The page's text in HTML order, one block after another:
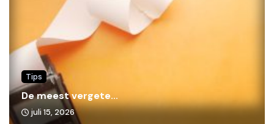
Tips
De meest vergete...
juli 15, 2026